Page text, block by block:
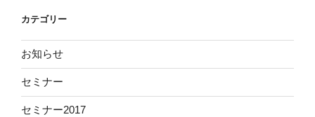
カテゴリー
お知らせ
セミナー
セミナー2017